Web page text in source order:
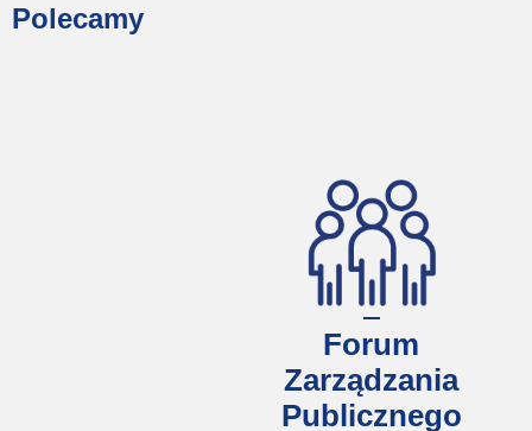
Polecamy
Forum
Zarządzania
Publicznego